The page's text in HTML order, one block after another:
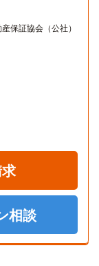
保証協会（公社）
相談